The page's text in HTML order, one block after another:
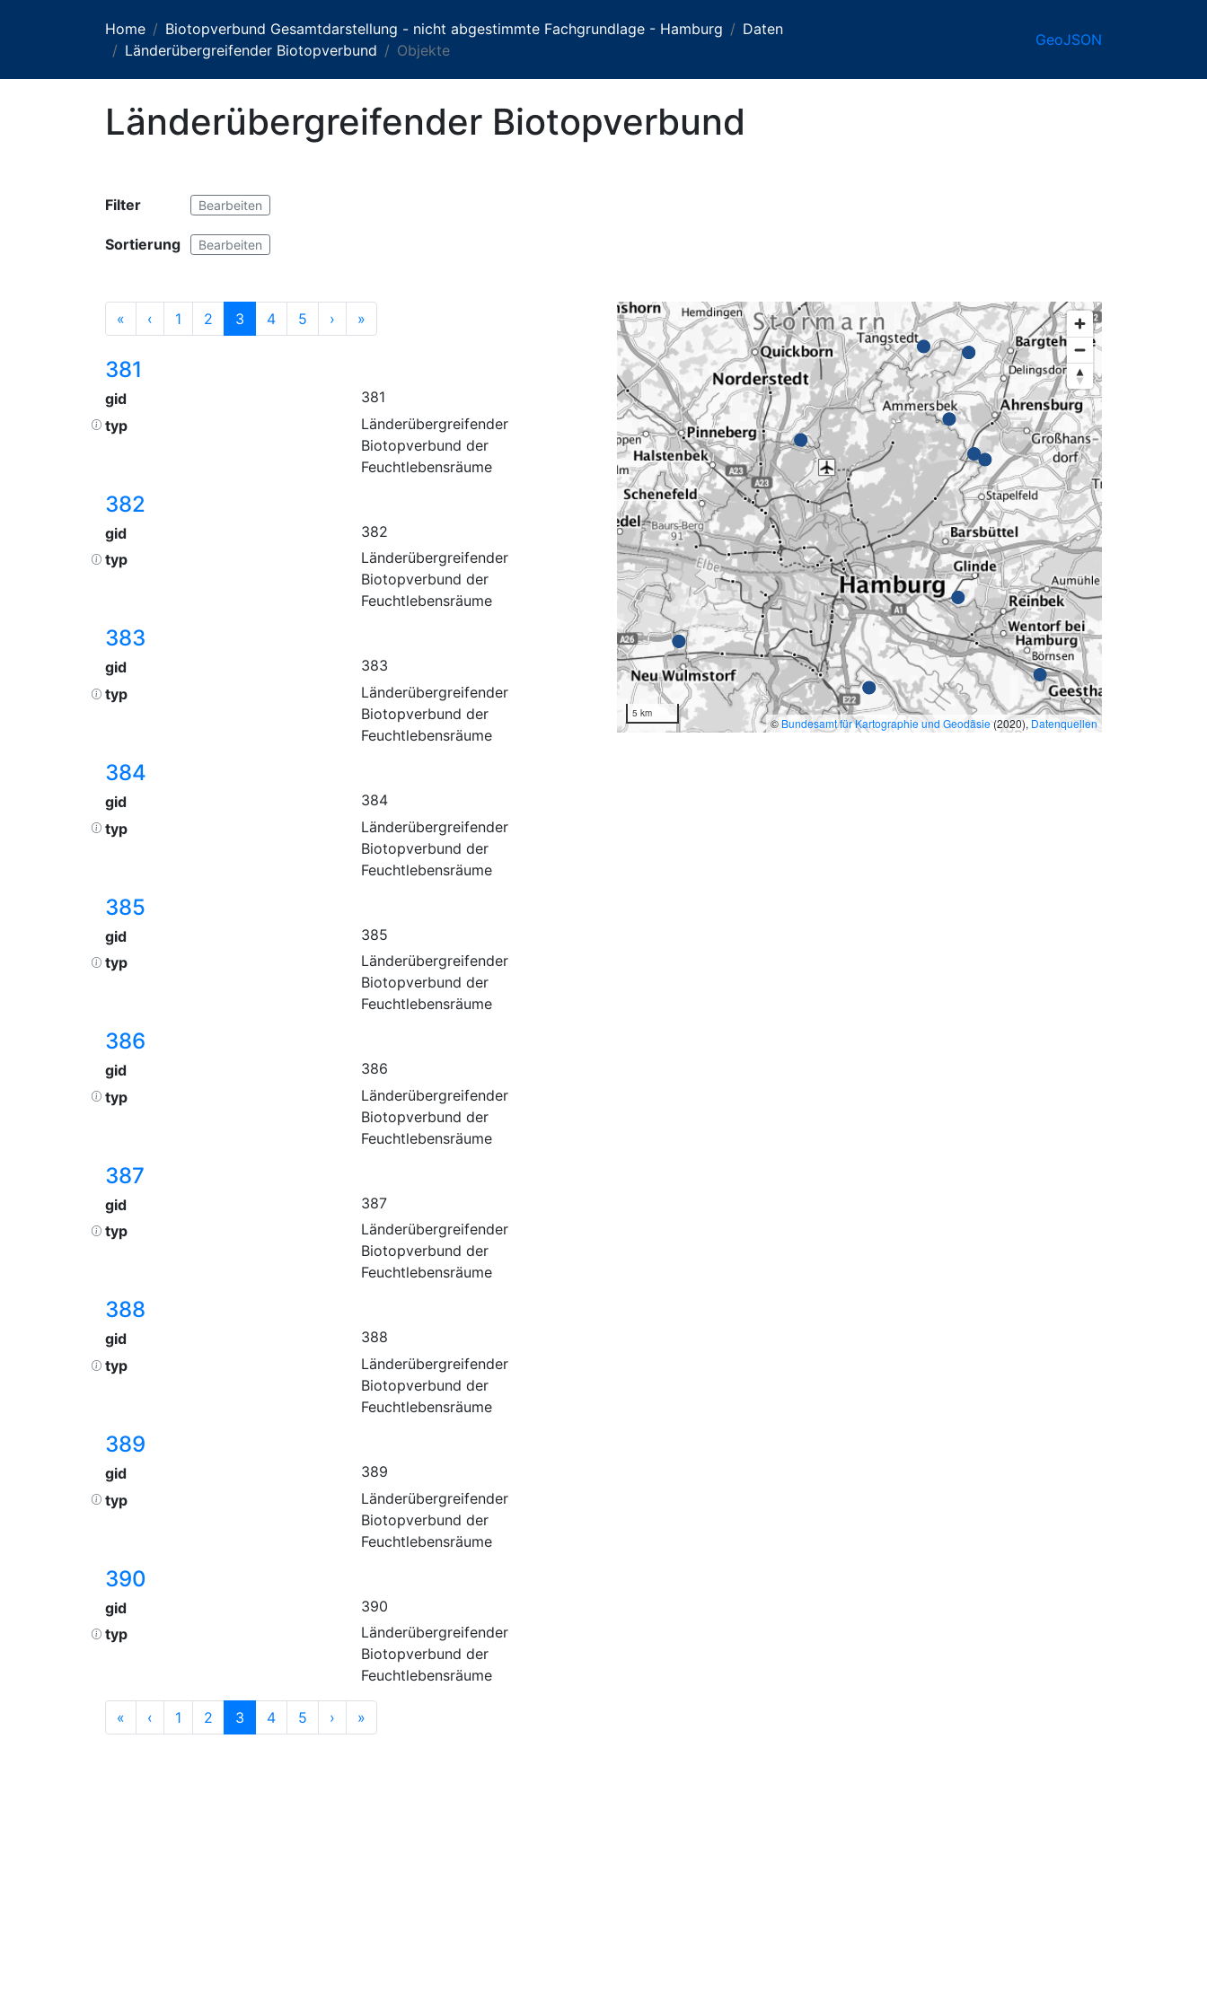
Home Biotopverbund Gesamtdarstellung - nicht abgestimmte Fachgrundlage - Hamburg
Daten
Länderübergreifender Biotopverbund
Objekte
GeoJSON
Länderübergreifender Biotopverbund
Filter Bearbeiten
Sortierung Bearbeiten
« ‹ 1 2 3 4 5 › »
381
gid
381
typ
Länderübergreifender
Biotopverbund der
Feuchtlebensräume
382
gid
382
typ
Länderübergreifender
Biotopverbund der
Feuchtlebensräume
383
gid
383
typ
Länderübergreifender
Biotopverbund der
Feuchtlebensräume
384
gid
384
typ
Länderübergreifender
Biotopverbund der
Feuchtlebensräume
385
gid
385
typ
Länderübergreifender
Biotopverbund der
Feuchtlebensräume
386
gid
386
typ
Länderübergreifender
Biotopverbund der
Feuchtlebensräume
387
gid
387
typ
Länderübergreifender
Biotopverbund der
Feuchtlebensräume
388
gid
388
typ
Länderübergreifender
Biotopverbund der
Feuchtlebensräume
389
gid
389
typ
Länderübergreifender
Biotopverbund der
Feuchtlebensräume
390
gid
390
typ
Länderübergreifender
Biotopverbund der
Feuchtlebensräume
« ‹ 1 2 3 4 5 › »
5 km
©Bundesamt für Kartographie und Geodäsie(2020), Datenquellen